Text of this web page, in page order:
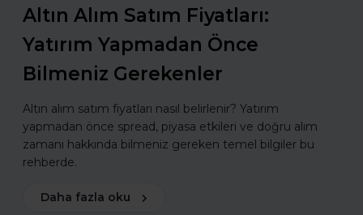
Altın Alım Satım Fiyatları:
Yatırım Yapmadan Önce
Bilmeniz Gerekenler
Altın alım satım fiyatları nasıl belirlenir? Yatırım
yapmadan önce spread, piyasa etkileri ve doğru alım
zamanı hakkında bilmeniz gereken temel bilgiler bu
rehberde.
Daha fazla oku